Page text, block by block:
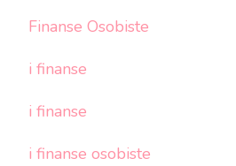
Finanse Osobiste
i finanse
i finanse
i finanse osobiste